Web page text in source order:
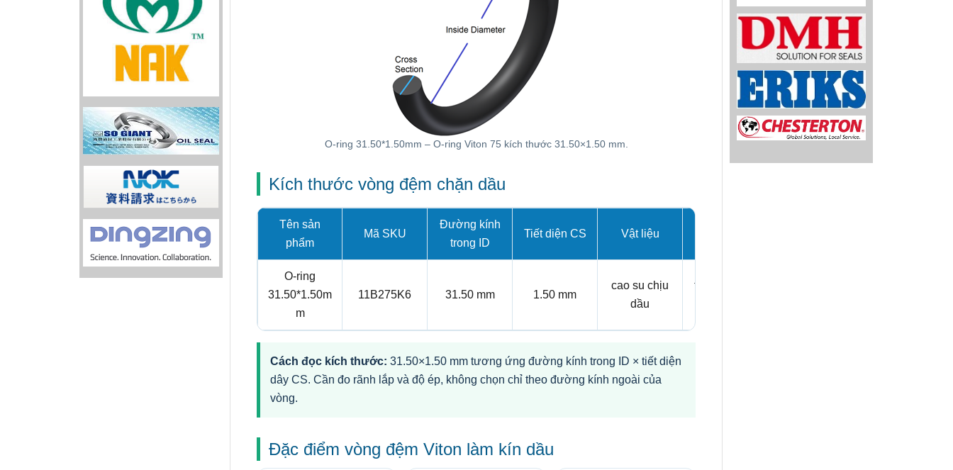
O-ring 31.50*1.50mm – O-ring Viton 75 kích thước 31.50×1.50 mm.
Kích thước vòng đệm chặn dầu
Tên sản
phẩm
Mã SKU
Đường kính
trong ID
Tiết diện CS Vật liệu
O-ring
31.50*1.50m
m
11B275K6 31.50 mm 1.50 mm
cao su chịu
dầu
theo mã sản
Cách đọc kích thước: 31.50×1.50 mm tương ứng đường kính trong ID × tiết diện
dây CS. Cần đo rãnh lắp và độ ép, không chọn chỉ theo đường kính ngoài của
vòng.
Đặc điểm vòng đệm Viton làm kín dầu